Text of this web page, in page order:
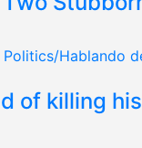
Politics/Hablando
of killing